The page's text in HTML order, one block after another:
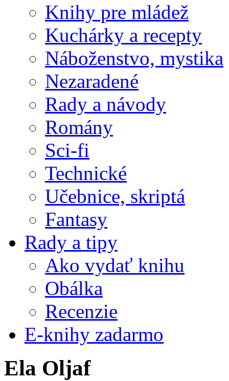
Knihy pre mládež
Kuchárky a recepty
Náboženstvo, mystika
Nezaradené
Rady a návody
Romány
Sci-fi
Technické
Učebnice, skriptá
Fantasy
Rady a tipy
Ako vydať knihu
Obálka
Recenzie
E-knihy zadarmo
Ela Oljaf